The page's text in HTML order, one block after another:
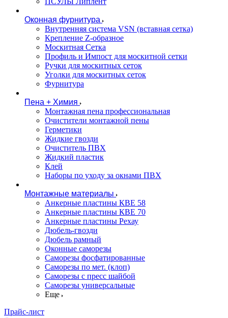
Оконная фурнитура
Внутренняя система VSN (вставная сетка)
Крепление Z-образное
Москитная Сетка
Профиль и Импост для москитной сетки
Ручки для москитных сеток
Уголки для москитных сеток
Фурнитура
Пена + Химия
Монтажная пена профессиональная
Очистители монтажной пены
Герметики
Жидкие гвозди
Очиститель ПВХ
Жидкий пластик
Клей
Наборы по уходу за окнами ПВХ
Монтажные материалы
Анкерные пластины КВЕ 58
Анкерные пластины КВЕ 70
Анкерные пластины Рехау
Дюбель-гвозди
Дюбель рамный
Оконные саморезы
Саморезы фосфатированные
Саморезы по мет. (клоп)
Саморезы с пресс шайбой
Саморезы универсальные
Еще
Прайс-лист